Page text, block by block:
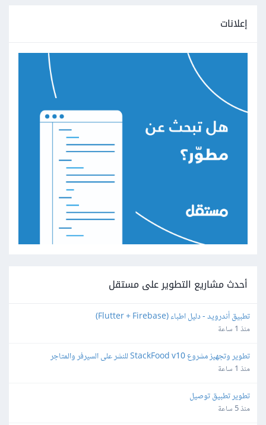
إعلانات
أحدث مشاريع التطوير على مستقل
تطبيق أندرويد - دليل اطباء (Flutter + Firebase)
منذ 1 ساعة
تطوير وتجهيز مشروع StackFood v10 للنشر على السيرفر والمتاجر
منذ 1 ساعة
تطوير تطبيق توصيل
منذ 5 ساعة